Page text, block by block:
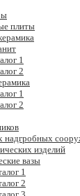
плиты
1
2
1
2
надгробных
изделий
вазы
1
2